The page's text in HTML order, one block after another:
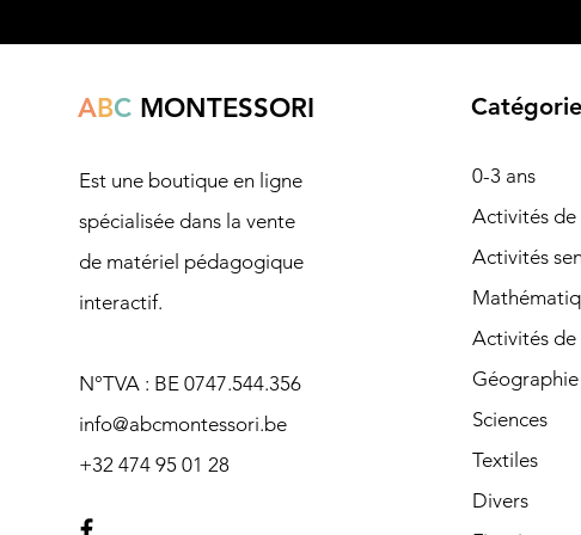
ABCMONTESSORI
Est une boutique en ligne
spécialisée dans la vente
de matériel pédagogique
interactif.
N°TVA : BE 0747.544.356
info@abcmontessori.be
+32 474 95 01 28
0-3 ans
Activités de
Activités
Activités de
Géographie
Sciences
Textiles
Divers